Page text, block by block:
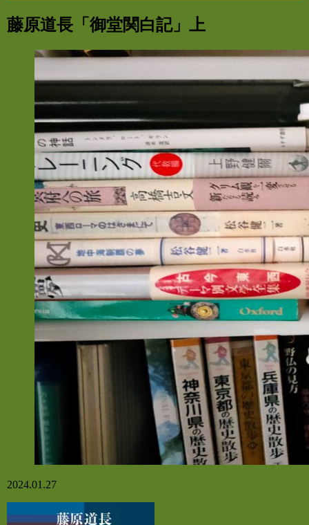
藤原道長「御堂関白記」上
2024.01.27